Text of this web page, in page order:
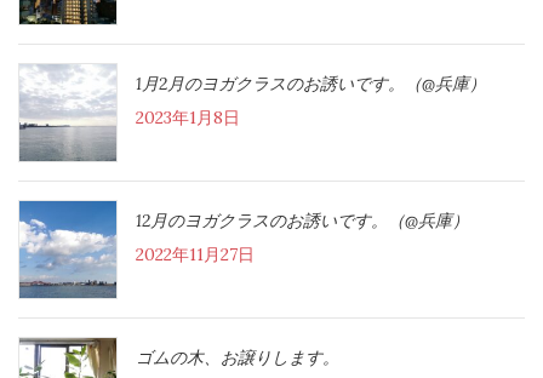
1月2月のヨガクラスのお誘いです。（@兵庫）
2023年1月8日
12月のヨガクラスのお誘いです。（@兵庫）
2022年11月27日
ゴムの木、お譲りします。